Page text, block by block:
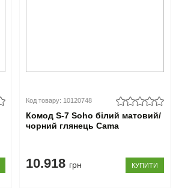
Код товару: 10120748
Комод S-7 Soho білий матовий/
чорний глянець Cama
10.918 грн КУПИТИ